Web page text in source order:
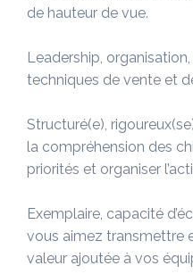
de hauteur de vue.
Leadership,
techniques de vente et
Structuré(e),
la compréhension des
priorités et organiser
Exemplaire, capacité
vous aimez transmettre
valeur ajoutée à vos